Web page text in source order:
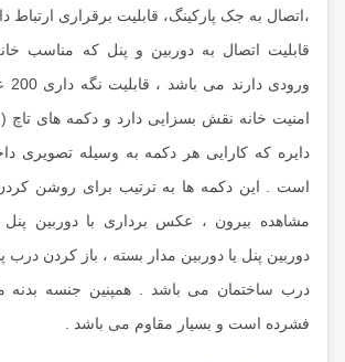
،اتصال به جک پارکینگ، قابلیت برقراری ارتباط
قابلیت اتصال به دوربین و پنل که مناسب
امنیت خانه نقش بسزایی دارد و دکمه های
دایره که کارایی هر دکمه به وسیله تصویری
است . این دکمه ها به ترتیب برای روشن
مشاهده بیرون ، عکس برداری با دوربین پنل
دوربین پنل یا دوربین مدار بسته ، باز کردن درب
درب ساختمان می باشد . همپنین جنسه بدنه
فشرده است و بسیار مقاوم می باشد .